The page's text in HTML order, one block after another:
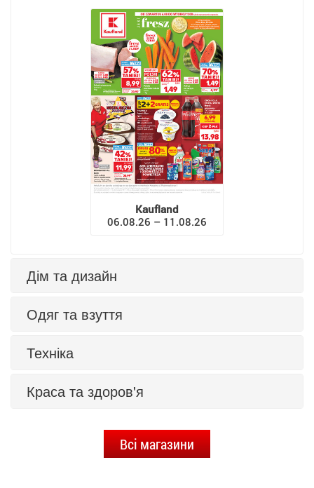
Kaufland
06.08.26 – 11.08.26
Дім та дизайн
Одяг та взуття
Техніка
Краса та здоров'я
Всі магазини